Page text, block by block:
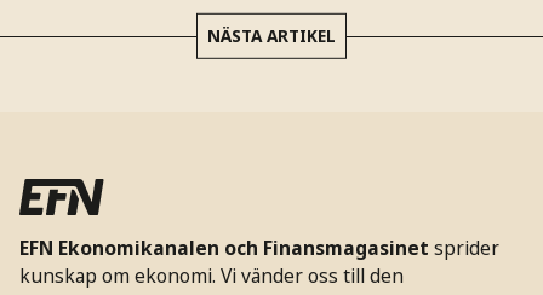
NÄSTA ARTIKEL
EFN Ekonomikanalen och Finansmagasinet sprider
kunskap om ekonomi. Vi vänder oss till den